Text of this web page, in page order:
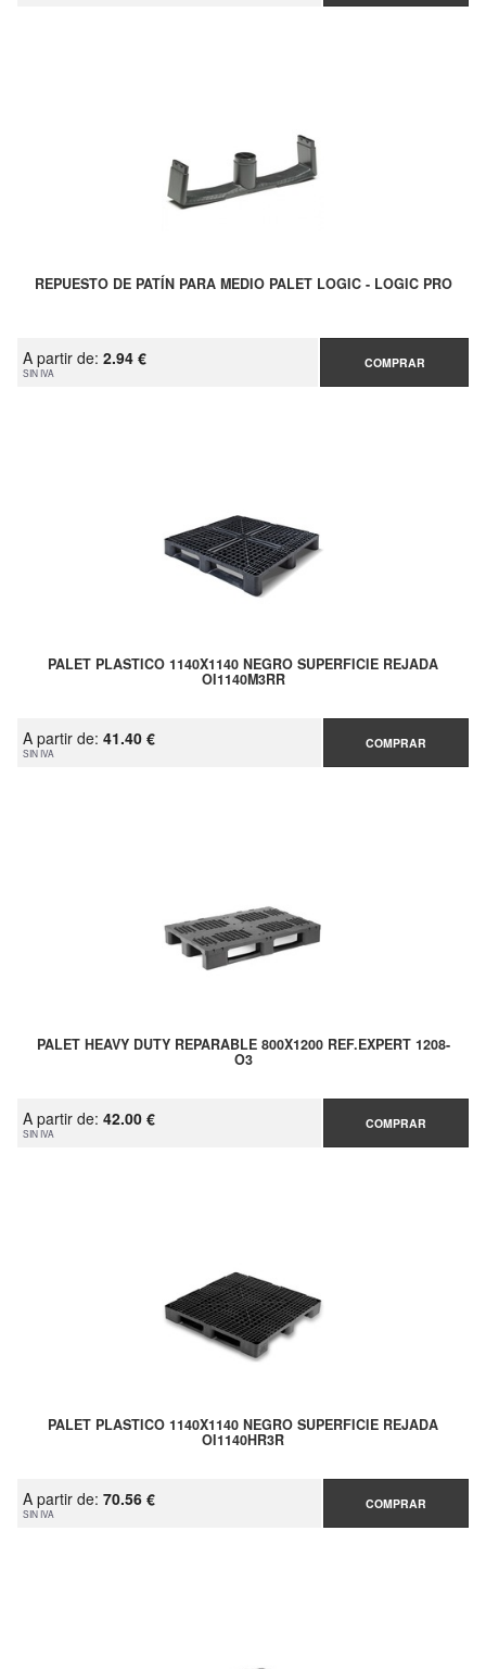
REPUESTO DE PATÍN PARA MEDIO PALET LOGIC - LOGIC PRO
A partir de: 2.94 €
SIN IVA
COMPRAR
PALET PLASTICO 1140X1140 NEGRO SUPERFICIE REJADA
OI1140M3RR
A partir de: 41.40 €
SIN IVA
COMPRAR
PALET HEAVY DUTY REPARABLE 800X1200 REF.EXPERT 1208-
O3
A partir de: 42.00 €
SIN IVA
COMPRAR
PALET PLASTICO 1140X1140 NEGRO SUPERFICIE REJADA
OI1140HR3R
A partir de: 70.56 €
SIN IVA
COMPRAR